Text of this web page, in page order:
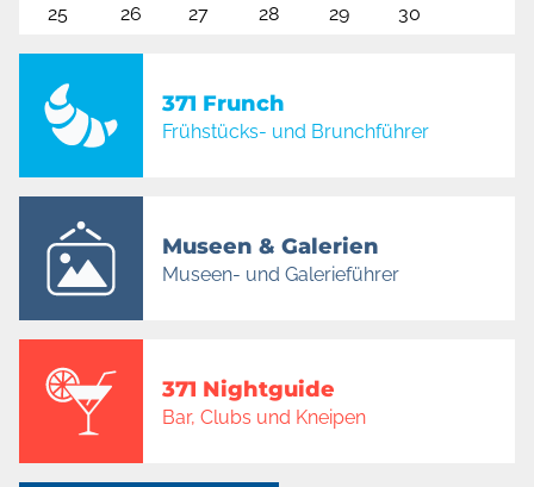
25
26 27 28 29 30
371 Frunch
Frühstücks- und Brunchführer
Museen & Galerien
Museen- und Galerieführer
371 Nightguide
Bar, Clubs und Kneipen